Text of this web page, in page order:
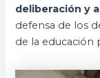
deliberación y
defensa de los
de la educación